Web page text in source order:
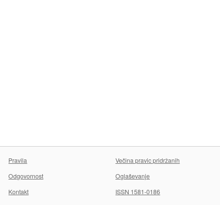
Pravila
Večina pravic pridržanih
Odgovornost
Oglaševanje
Kontakt
ISSN 1581-0186